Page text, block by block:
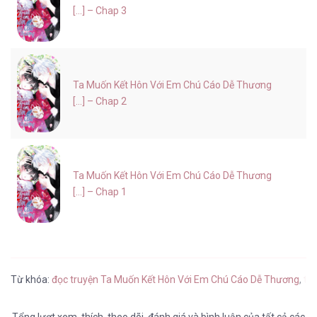
[...] – Chap 3
Ta Muốn Kết Hôn Với Em Chú Cáo Dễ Thương
[...] – Chap 2
Ta Muốn Kết Hôn Với Em Chú Cáo Dễ Thương
[...] – Chap 1
Từ khóa: đọc truyện Ta Muốn Kết Hôn Với Em Chú Cáo Dễ Thương,